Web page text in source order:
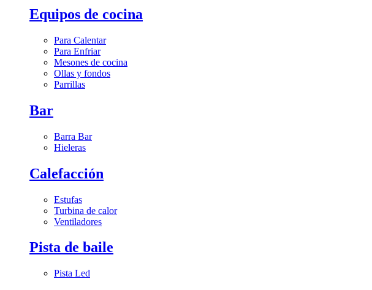
Equipos de cocina
Para Calentar
Para Enfriar
Mesones de cocina
Ollas y fondos
Parrillas
Bar
Barra Bar
Hieleras
Calefacción
Estufas
Turbina de calor
Ventiladores
Pista de baile
Pista Led